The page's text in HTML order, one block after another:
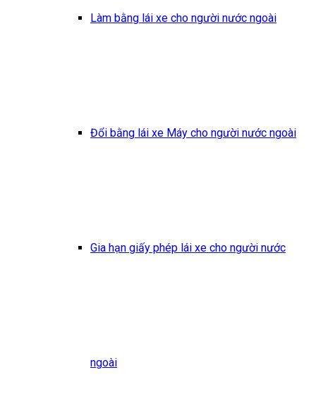
Làm bằng lái xe cho người nước ngoài
Đổi bằng lái xe Máy cho người nước ngoài
Gia hạn giấy phép lái xe cho người nước
ngoài